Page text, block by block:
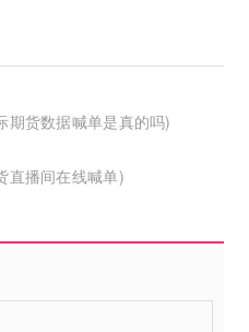
期货数据喊单是真的吗)
直播间在线喊单)